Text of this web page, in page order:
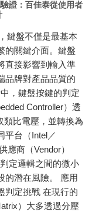
證：百佳泰從使用者
鍵盤不僅是最基本
的關鍵介面。鍵盤
直接影響到輸入準
品牌對產品品質的
，鍵盤按鍵的判定
Controller）透
類比電壓，並轉換為
平台（Intel／
商（Vendor）
定邏輯之間的微小
的潛在風險。 應用
判定挑戰 在現行的
）大多透過分壓